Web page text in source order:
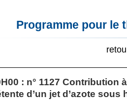
Programme pour le
: n° 1127 Contribution
d’un jet d’azote